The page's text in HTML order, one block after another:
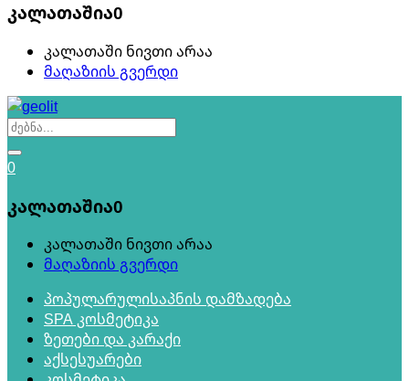
კალათაშია0
კალათაში ნივთი არაა
მაღაზიის გვერდი
0
კალათაშია0
კალათაში ნივთი არაა
მაღაზიის გვერდი
პოპულარულისაპნის დამზადება
SPA კოსმეტიკა
ზეთები და კარაქი
აქსესუარები